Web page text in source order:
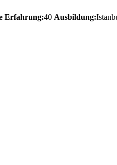
Erfahrung:40 Ausbildung: